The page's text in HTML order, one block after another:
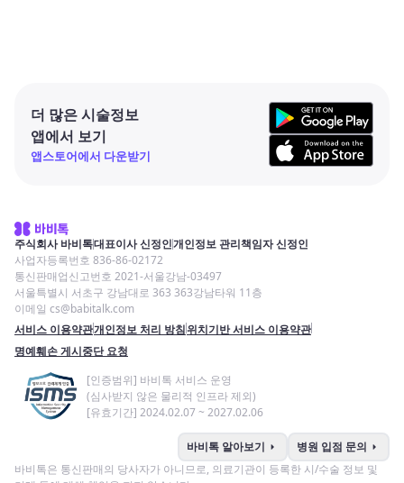
더 많은 시술정보
앱에서 보기
앱스토어에서 다운받기
주식회사 바비톡대표이사 신정인개인정보 관리책임자 신정인
사업자등록번호 836-86-02172
통신판매업신고번호 2021-서울강남-03497
서울특별시 서초구 강남대로 363 363강남타워 11층
이메일 cs@babitalk.com
서비스 이용약관개인정보 처리 방침위치기반 서비스 이용약관
명예훼손 게시중단 요청
[인증범위] 바비톡 서비스 운영
(심사받지 않은 물리적 인프라 제외)
[유효기간] 2024.02.07 ~ 2027.02.06
바비톡 알아보기 arrow_right 병원 입점 문의 arrow_right
바비톡은 통신판매의 당사자가 아니므로, 의료기관이 등록한 시/수술 정보 및